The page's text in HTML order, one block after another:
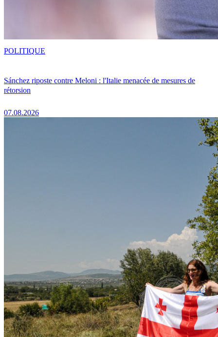
Sánchez riposte contre Meloni : l'Italie menacée de mesures de
rétorsion
07.08.2026
POLITIQUE